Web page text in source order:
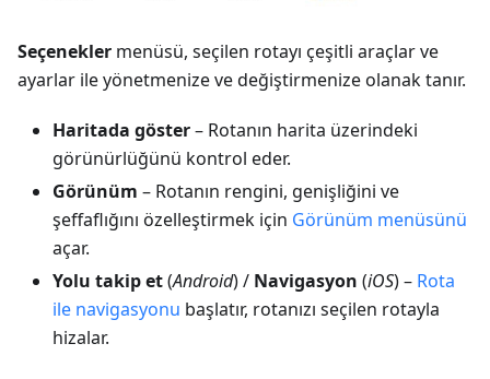
Seçenekler menüsü, seçilen rotayı çeşitli araçlar ve
ayarlar ile yönetmenize ve değiştirmenize olanak tanır.
Haritada göster– Rotanın harita üzerindeki
görünürlüğünü kontrol eder.
Görünüm – Rotanın rengini, genişliğini ve
şeffaflığını özelleştirmek için Görünüm menüsünü
açar.
Yolu takip et(Android) / Navigasyon (iOS) – Rota
ile navigasyonu başlatır, rotanızı seçilen rotayla
hizalar.